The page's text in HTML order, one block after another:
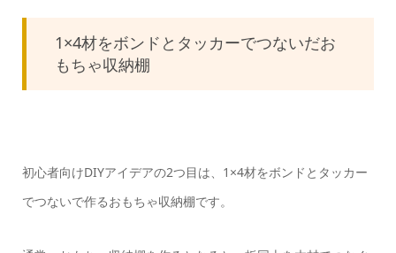
1×4材をボンドとタッカーでつないだお
もちゃ収納棚
初心者向けDIYアイデアの2つ目は、1×4材をボンドとタッカー
でつないで作るおもちゃ収納棚です。